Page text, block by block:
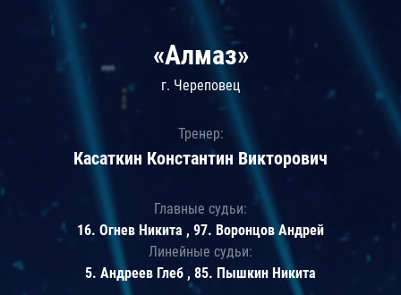
«Алмаз»
г. Череповец
Тренер:
Касаткин Константин Викторович
Главные судьи:
16. Огнев Никита , 97. Воронцов Андрей
Линейные судьи:
5. Андреев Глеб , 85. Пышкин Никита